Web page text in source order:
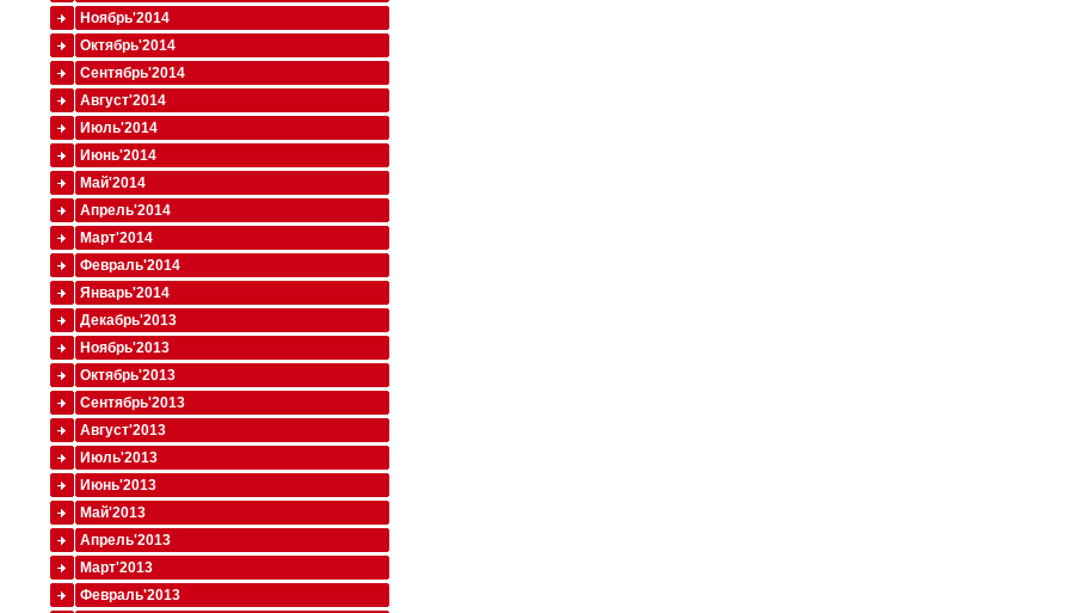
Ноябрь'2014
Октябрь'2014
Сентябрь'2014
Август'2014
Июль'2014
Июнь'2014
Май'2014
Апрель'2014
Март'2014
Февраль'2014
Январь'2014
Декабрь'2013
Ноябрь'2013
Октябрь'2013
Сентябрь'2013
Август'2013
Июль'2013
Июнь'2013
Май'2013
Апрель'2013
Март'2013
Февраль'2013